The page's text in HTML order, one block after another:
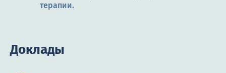
терапии.
Доклады